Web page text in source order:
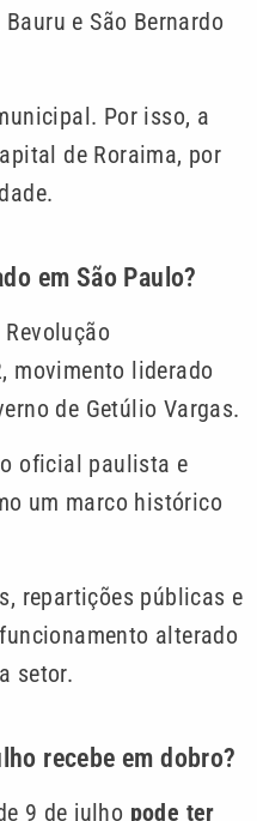
e São Bernardo
Por isso, a
de Roraima, por
em São Paulo?
movimento liderado
de Getúlio Vargas.
oficial paulista e
um marco histórico
repartições públicas e
alterado
setor.
recebe em dobro?
9 de julho pode ter